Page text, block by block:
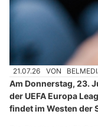
21.07.26 VON
Am Donnerstag, 23.
der UEFA Europa
findet im Westen der